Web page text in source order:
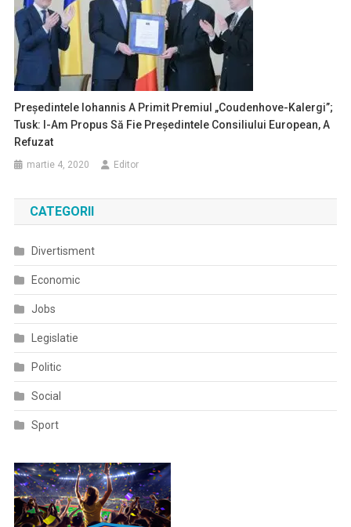
Preşedintele Iohannis A Primit Premiul „Coudenhove-Kalergi”;
Tusk: I-Am Propus Să Fie Preşedintele Consiliului European, A
Refuzat
martie 4, 2020 Editor
CATEGORII
Divertisment
Economic
Jobs
Legislatie
Politic
Social
Sport